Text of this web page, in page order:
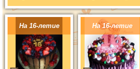
На 16-летие На 16-летие